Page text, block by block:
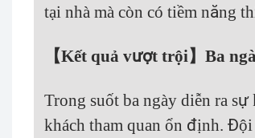
tại nhà mà còn có tiềm năng
【Kết quả vượt trội】Ba
Trong suốt ba ngày diễn ra
khách tham quan ổn định.